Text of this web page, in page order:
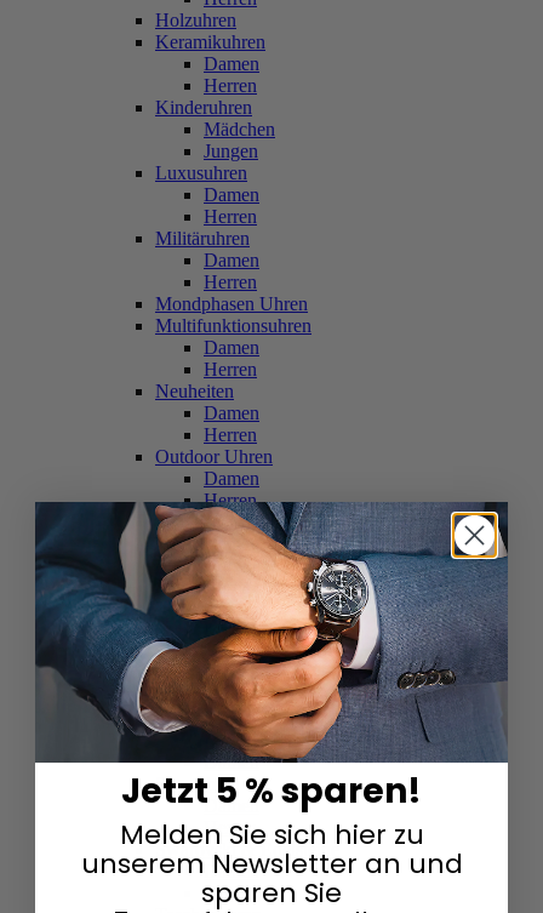
Holzuhren
Keramikuhren
Damen
Herren
Kinderuhren
Mädchen
Jungen
Luxusuhren
Damen
Herren
Militäruhren
Damen
Herren
Mondphasen Uhren
Multifunktionsuhren
Damen
Herren
Neuheiten
Damen
Herren
Outdoor Uhren
Damen
Herren
Schweizer Uhren
Damen
Herren
Skelettuhren
Damen
Herren
Smartwatches
Damen
Herren
Solaruhren
Herren
Damen
Sportuhren
Damen
Herren
Swarovski & Edelsteine
Damen
Herren
Jetzt 5 % sparen!
Melden Sie sich hier zu
unserem Newsletter an und
sparen Sie